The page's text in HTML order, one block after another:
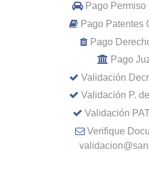
Pago
Pago Patentes
Pago
Pago
Validación
Validación P.
Validación
Verifique